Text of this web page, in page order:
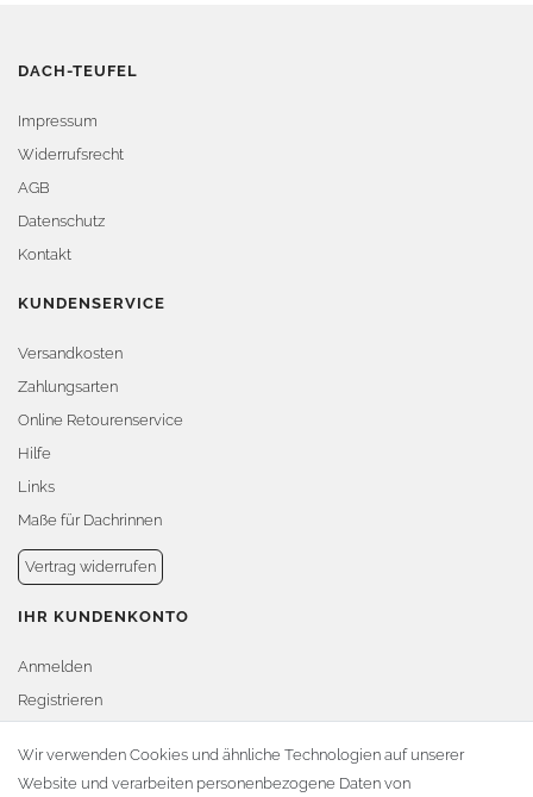
DACH-TEUFEL
Impressum
Widerrufsrecht
AGB
Datenschutz
Kontakt
KUNDENSERVICE
Versandkosten
Zahlungsarten
Online Retourenservice
Hilfe
Links
Maße für Dachrinnen
Vertrag widerrufen
IHR KUNDENKONTO
Anmelden
Registrieren
Warenkorb
Zur Kasse
Wir verwenden Cookies und ähnliche Technologien auf unserer
Website und verarbeiten personenbezogene Daten von